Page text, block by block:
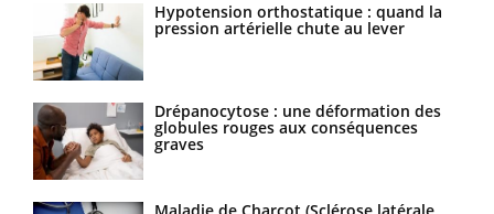
Hypotension orthostatique : quand la
pression artérielle chute au lever
Drépanocytose : une déformation des
globules rouges aux conséquences
graves
Maladie de Charcot (Sclérose latérale